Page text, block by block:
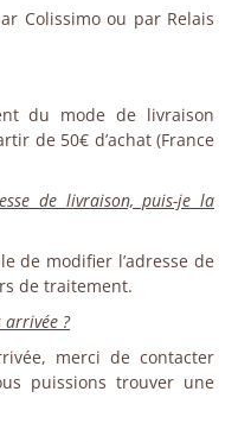
Colissimo ou par Relais
du mode de livraison
de 50€ d’achat (France
de livraison, puis-je la
de modifier l’adresse de
de traitement.
arrivée ?
merci de contacter
puissions trouver une